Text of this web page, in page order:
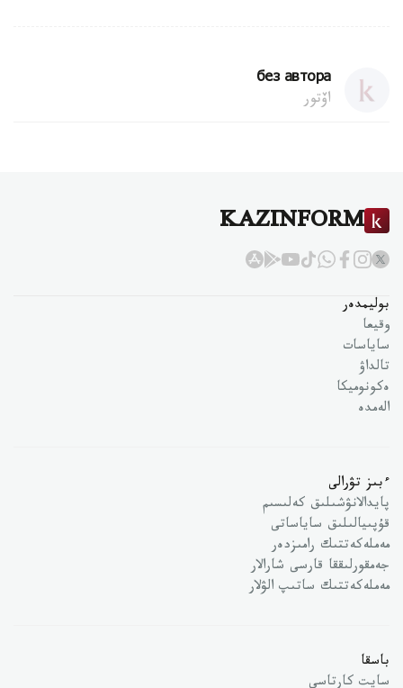
без автора
اۆتور
KAZINFORM
بوليمدەر
وقيعا
ساياسات
تالداۋ
ەكونوميكا
الەمدە
ءبىز تۋرالى
پايدالانۋشىلىق كەلىسىم
قۇپىيالىلىق ساياساتى
مەملەكەتتىك رامىزدەر
جەمقورلىققا قارسى شارالار
مەملەكەتتىك ساتىپ الۋلار
باسقا
سايت كارتاسى